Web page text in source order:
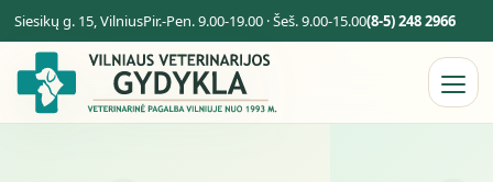
Siesikų g. 15, VilniusPir.-Pen. 9.00-19.00 · Šeš. 9.00-15.00(8-5) 248 2966